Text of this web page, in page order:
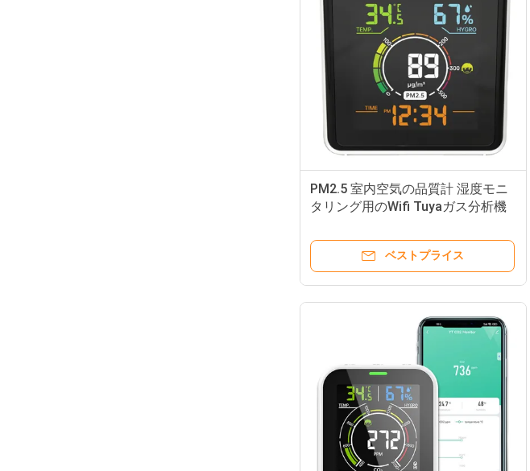
PM2.5 室内空気の品質計 湿度モニ
タリング用のWifi Tuyaガス分析機
ベストプライス